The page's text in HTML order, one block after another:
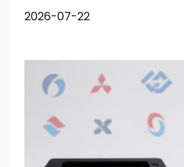
2026-07-22